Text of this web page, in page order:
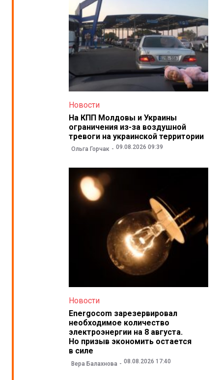
Новости
На КПП Молдовы и Украины
ограничения из-за воздушной
тревоги на украинской территории
Ольга Горчак 09.08.2026 09:39
Новости
Energocom зарезервировал
необходимое количество
электроэнергии на 8 августа.
Но призыв экономить остается
в силе
Вера Балахнова 08.08.2026 17:40